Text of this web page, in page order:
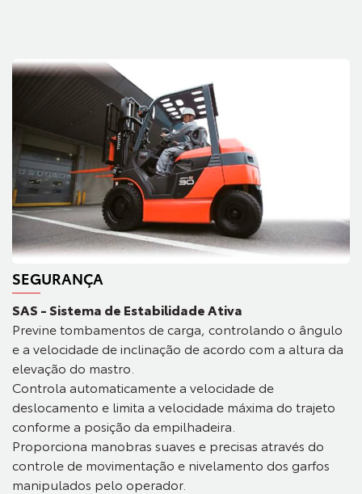
SEGURANÇA
SAS - Sistema de Estabilidade Ativa
Previne tombamentos de carga, controlando o ângulo
e a velocidade de inclinação de acordo com a altura da
elevação do mastro.
Controla automaticamente a velocidade de
deslocamento e limita a velocidade máxima do trajeto
conforme a posição da empilhadeira.
Proporciona manobras suaves e precisas através do
controle de movimentação e nivelamento dos garfos
manipulados pelo operador.